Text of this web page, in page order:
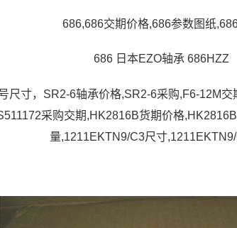
686,686交期价格,686参数图纸
686 日本EZO轴承 686HZZ
尺寸，SR2-6轴承价格,SR2-6采购,F6-12M
采购交期,HK2816B货期价格
量,1211EKTN9/C3尺寸